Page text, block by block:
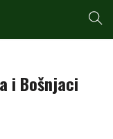
i Bošnjaci